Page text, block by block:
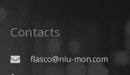
Contacts
flasco@niu-mon.com